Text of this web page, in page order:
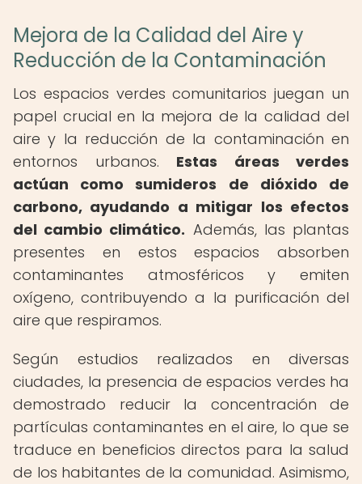
Mejora de la Calidad del Aire y
Reducción de la Contaminación
Los espacios verdes comunitarios juegan un
papel crucial en la mejora de la calidad del
aire y la reducción de la contaminación en
entornos urbanos. Estas áreas verdes
actúan como sumideros de dióxido de
carbono, ayudando a mitigar los efectos
del cambio climático. Además, las plantas
presentes en estos espacios absorben
contaminantes atmosféricos y emiten
oxígeno, contribuyendo a la purificación del
aire que respiramos.
Según estudios realizados en diversas
ciudades, la presencia de espacios verdes ha
demostrado reducir la concentración de
partículas contaminantes en el aire, lo que se
traduce en beneficios directos para la salud
de los habitantes de la comunidad. Asimismo,